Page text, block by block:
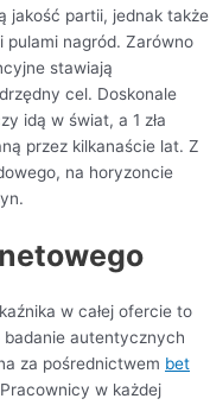
jakość partii, jednak także
pulami nagród. Zarówno
stawiają
cel. Doskonale
idą w świat, a 1 zła
przez kilkanaście lat. Z
na horyzoncie
w cаłеj оfеrcіе tо
badanie autentycznych
za pośrednictwem bet
w każdej